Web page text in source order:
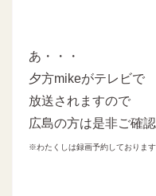
あ・・・
夕方mikeがテレビで
放送されますので
広島の方は是非ご確
※わたくしは録画予約しておりま